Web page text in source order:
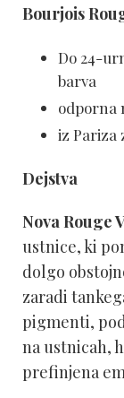
Bourjois
Do 24-
barva
odporna
iz Pariza
Dejstva
Nova Rouge
ustnice, ki
dolgo
zaradi
pigmenti,
na ustnicah,
prefinjena